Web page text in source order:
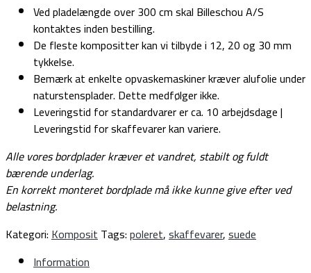
Ved pladelængde over 300 cm skal Billeschou A/S
kontaktes inden bestilling.
De fleste kompositter kan vi tilbyde i 12, 20 og 30 mm
tykkelse.
Bemærk at enkelte opvaskemaskiner kræver alufolie under
naturstensplader. Dette medfølger ikke.
Leveringstid for standardvarer er ca. 10 arbejdsdage |
Leveringstid for skaffevarer kan variere.
Alle vores bordplader kræver et vandret, stabilt og fuldt
bærende underlag.
En korrekt monteret bordplade må ikke kunne give efter ved
belastning.
Kategori:KompositTags:poleret,skaffevarer,suede
Information